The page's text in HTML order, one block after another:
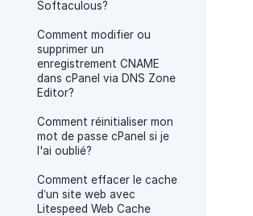
Softaculous?
Comment modifier ou
supprimer un
enregistrement CNAME
dans cPanel via DNS Zone
Editor?
Comment réinitialiser mon
mot de passe cPanel si je
l'ai oublié?
Comment effacer le cache
d’un site web avec
Litespeed Web Cache